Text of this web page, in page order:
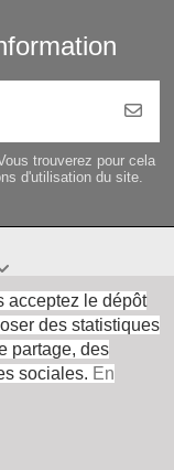
trouverez pour cela
d'utilisation du site.
acceptez le dépôt
des statistiques
partage, des
sociales. En